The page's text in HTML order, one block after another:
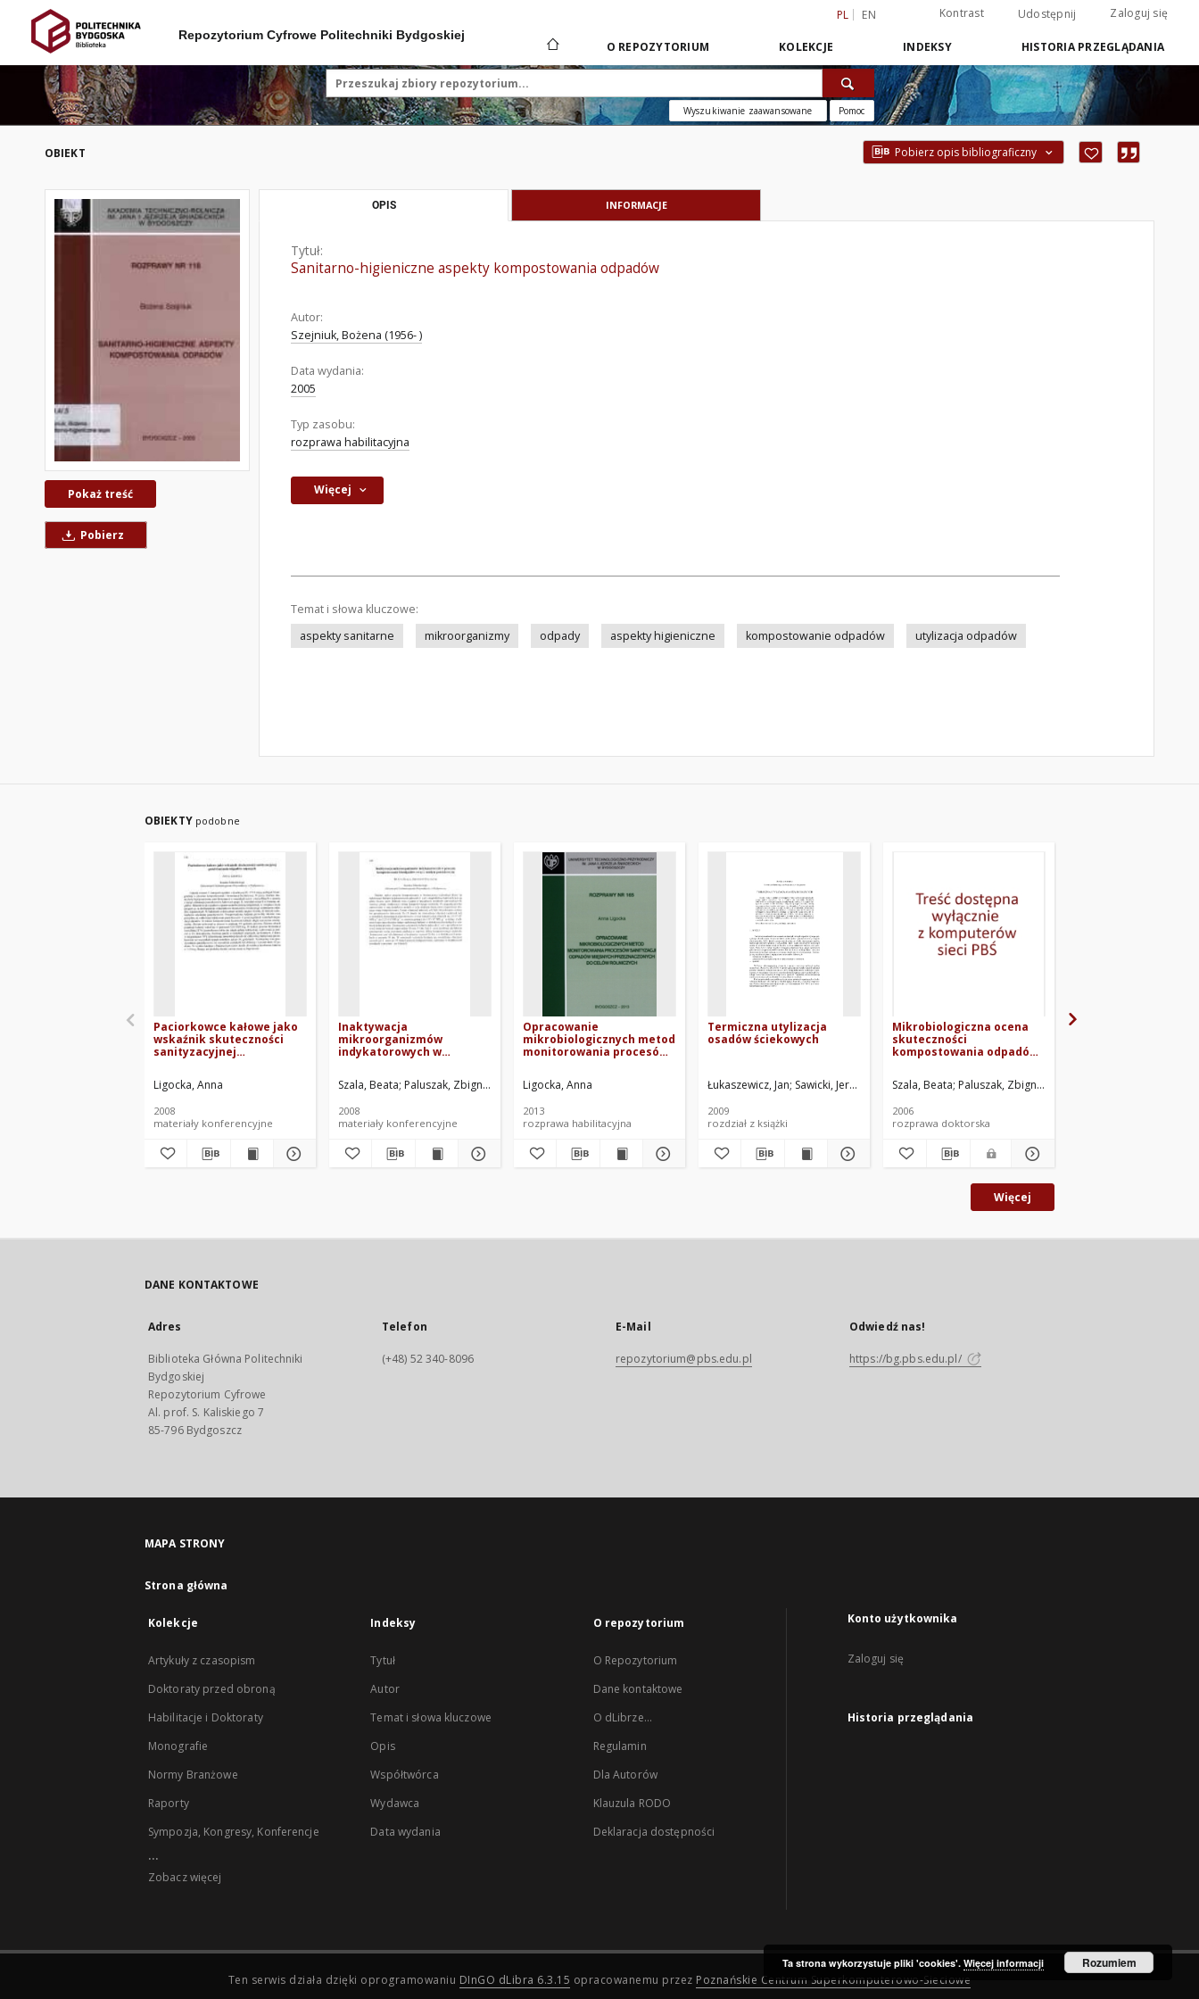
PL EN Kontrast Udostępnij Zaloguj się
Repozytorium Cyfrowe Politechniki Bydgoskiej
O REPOZYTORIUM KOLEKCJE INDEKSY HISTORIA PRZEGLĄDANIA
Wyszukiwanie zaawansowane Pomoc
OBIEKT Pobierz opis bibliograficzny
Pokaż treść
Pobierz
OPIS INFORMACJE
Tytuł:
Sanitarno-higieniczne aspekty kompostowania odpadów
Autor:
Szejniuk, Bożena (1956- )
Data wydania:
2005
Typ zasobu:
rozprawa habilitacyjna
Więcej
Temat i słowa kluczowe:
aspekty sanitarne
mikroorganizmy odpady aspekty higieniczne kompostowanie odpadów utylizacja odpadów
OBIEKTY podobne
Paciorkowce kałowe jako
wskaźnik skuteczności
sanityzacyjnej
mięsnych
Ligocka, Anna
2008
materiały konferencyjne
Inaktywacja
mikroorganizmów
indykatorowych w
bioodpadów wraz z
osadem pościekowym
Szala, Beata Paluszak, Zbigniew
2008
materiały konferencyjne
Opracowanie
mikrobiologicznych metod
monitorowania procesów
mięsnych przeznaczonych
do celów rolniczych
Ligocka, Anna
2013
rozprawa habilitacyjna
Termiczna utylizacja
osadów ściekowych
Łukaszewicz, Jan Sawicki, Jerzy Ryszard. Red.
2009
rozdział z książki
Mikrobiologiczna ocena
skuteczności
kompostowania odpadów
osadów pościekowych w
kontenerowej technologii
Szala, Beata Paluszak, Zbigniew. Promotor
2006
rozprawa doktorska
Więcej
DANE KONTAKTOWE
Adres
Biblioteka Główna Politechniki
Bydgoskiej
Repozytorium Cyfrowe
Al. prof. S. Kaliskiego 7
85-796 Bydgoszcz
Telefon
(+48) 52 340-8096
E-Mail
repozytorium@pbs.edu.pl
Odwiedź nas!
https://bg.pbs.edu.pl/
MAPA STRONY
Strona główna
Kolekcje
Artykuły z czasopism
Doktoraty przed obroną
Habilitacje i Doktoraty
Monografie
Normy Branżowe
Raporty
Sympozja, Kongresy, Konferencje
...
Zobacz więcej
Indeksy
Tytuł
Autor
Temat i słowa kluczowe
Opis
Współtwórca
Wydawca
Data wydania
O repozytorium
O Repozytorium
Dane kontaktowe
O dLibrze...
Regulamin
Dla Autorów
Klauzula RODO
Deklaracja dostępności
Konto użytkownika
Zaloguj się
Historia przeglądania
Ten serwis działa dzięki oprogramowaniu DInGO dLibra 6.3.15 opracowanemu przez Poznańskie Centrum Superkomputerowo-Sieciowe
Ta strona wykorzystuje pliki 'cookies'. Więcej informacji Rozumiem